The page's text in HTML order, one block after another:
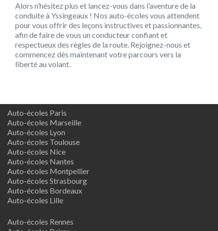
Alors n’hésitez plus et lancez-vous dans l’aventure de la
conduite à Yssingeaux ! Nos auto-écoles vous attendent
pour vous offrir des leçons instructives et passionnantes,
afin de faire de vous un conducteur confiant et
respectueux des règles de la route. Rejoignez-nous et
commencez dès maintenant votre parcours vers la
liberté au volant.
Auto-écoles Paris
Auto-écoles Marseille
Auto-écoles Lyon
Auto-écoles Toulouse
Auto-écoles Nice
Auto-écoles Nantes
Auto-écoles Montpellier
Auto-écoles Strasbourg
Auto-écoles Bordeaux
Auto-écoles Lille
Auto-écoles Rennes